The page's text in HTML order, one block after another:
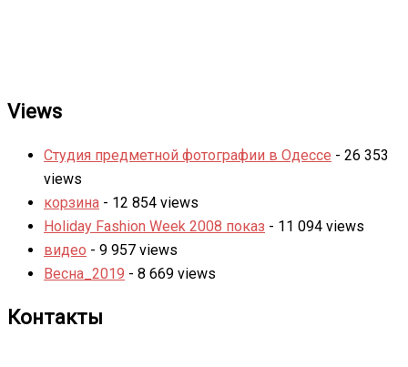
Views
Студия предметной фотографии в Одессе - 26 353
views
корзина - 12 854 views
Holiday Fashion Week 2008 показ - 11 094 views
видео - 9 957 views
Весна_2019 - 8 669 views
Контакты